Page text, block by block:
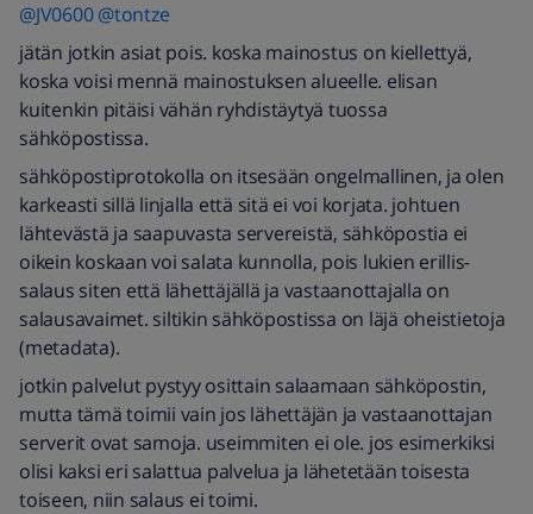
@JV0600​@tontze
jätän jotkin asiat pois. koska mainostus on kiellettyä,
koska voisi mennä mainostuksen alueelle. elisan
kuitenkin pitäisi vähän ryhdistäytyä tuossa
sähköpostissa.
sähköpostiprotokolla on itsesään ongelmallinen, ja olen
karkeasti sillä linjalla että sitä ei voi korjata. johtuen
lähtevästä ja saapuvasta servereistä, sähköpostia ei
oikein koskaan voi salata kunnolla, pois lukien erillis-
salaus siten että lähettäjällä ja vastaanottajalla on
salausavaimet. siltikin sähköpostissa on läjä oheistietoja
(metadata).
jotkin palvelut pystyy osittain salaamaan sähköpostin,
mutta tämä toimii vain jos lähettäjän ja vastaanottajan
serverit ovat samoja. useimmiten ei ole. jos esimerkiksi
olisi kaksi eri salattua palvelua ja lähetetään toisesta
toiseen, niin salaus ei toimi.